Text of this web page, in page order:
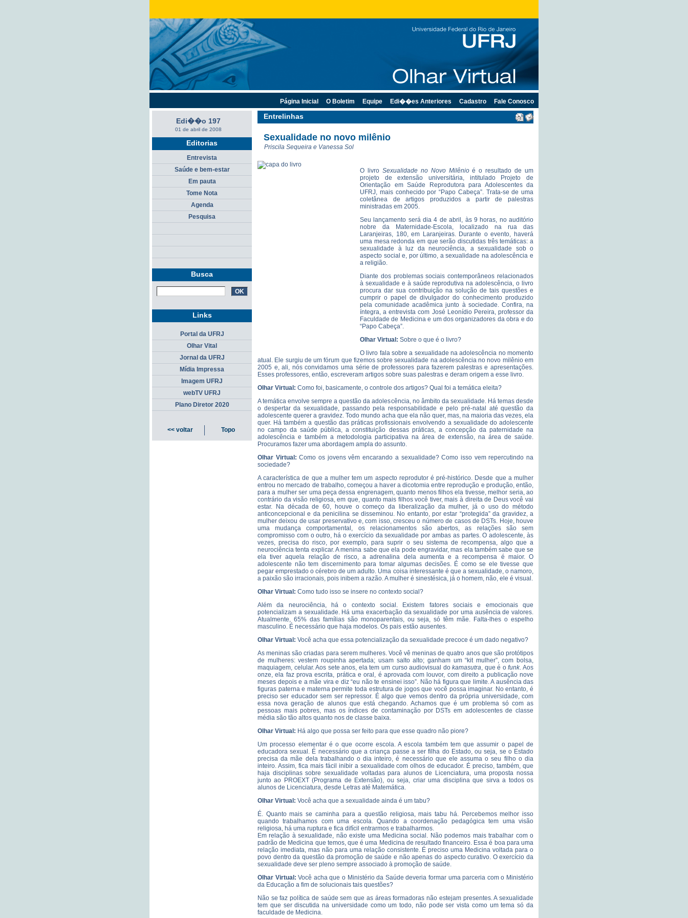
Entrelinhas
Sexualidade no novo milênio
Priscila Sequeira e Vanessa Sol
O livro Sexualidade no Novo Milênioé o resultado de um
projeto de extensão universitária, intitulado Projeto de
Orientação em Saúde Reprodutora para Adolescentes da
UFRJ, mais conhecido por “Papo Cabeça”. Trata-se de uma
coletânea de artigos produzidos a partir de palestras
ministradas em 2005.
Seu lançamento será dia 4 de abril, às 9 horas, no auditório
nobre da Maternidade-Escola, localizado na rua das
Laranjeiras, 180, em Laranjeiras. Durante o evento, haverá
uma mesa redonda em que serão discutidas três temáticas: a
sexualidade à luz da neurociência, a sexualidade sob o
aspecto social e, por último, a sexualidade na adolescência e
a religião.
Diante dos problemas sociais contemporâneos relacionados
à sexualidade e à saúde reprodutiva na adolescência, o livro
procura dar sua contribuição na solução de tais questões e
cumprir o papel de divulgador do conhecimento produzido
pela comunidade acadêmica junto à sociedade. Confira, na
íntegra, a entrevista com José Leonídio Pereira, professor da
Faculdade de Medicina e um dos organizadores da obra e do
“Papo Cabeça”.
Olhar Virtual: Sobre o que é o livro?
O livro fala sobre a sexualidade na adolescência no momento
atual. Ele surgiu de um fórum que fizemos sobre sexualidade na adolescência no novo milênio em
2005 e, ali, nós convidamos uma série de professores para fazerem palestras e apresentações.
Esses professores, então, escreveram artigos sobre suas palestras e deram origem a esse livro.
Olhar Virtual: Como foi, basicamente, o controle dos artigos? Qual foi a temática eleita?
A temática envolve sempre a questão da adolescência, no âmbito da sexualidade. Há temas desde
o despertar da sexualidade, passando pela responsabilidade e pelo pré-natal até questão da
adolescente querer a gravidez. Todo mundo acha que ela não quer, mas, na maioria das vezes, ela
quer. Há também a questão das práticas profissionais envolvendo a sexualidade do adolescente
no campo da saúde pública, a constituição dessas práticas, a concepção da paternidade na
adolescência e também a metodologia participativa na área de extensão, na área de saúde.
Procuramos fazer uma abordagem ampla do assunto.
Olhar Virtual: Como os jovens vêm encarando a sexualidade? Como isso vem repercutindo na
sociedade?
A característica de que a mulher tem um aspecto reprodutor é pré-histórico. Desde que a mulher
entrou no mercado de trabalho, começou a haver a dicotomia entre reprodução e produção, então,
para a mulher ser uma peça dessa engrenagem, quanto menos filhos ela tivesse, melhor seria, ao
contrário da visão religiosa, em que, quanto mais filhos você tiver, mais à direita de Deus você vai
estar. Na década de 60, houve o começo da liberalização da mulher, já o uso do método
anticoncepcional e da penicilina se disseminou. No entanto, por estar “protegida” da gravidez, a
mulher deixou de usar preservativo e, com isso, cresceu o número de casos de DSTs. Hoje, houve
uma mudança comportamental, os relacionamentos são abertos, as relações são sem
compromisso com o outro, há o exercício da sexualidade por ambas as partes. O adolescente, às
vezes, precisa do risco, por exemplo, para suprir o seu sistema de recompensa, algo que a
neurociência tenta explicar. A menina sabe que ela pode engravidar, mas ela também sabe que se
ela tiver aquela relação de risco, a adrenalina dela aumenta e a recompensa é maior. O
adolescente não tem discernimento para tomar algumas decisões. É como se ele tivesse que
pegar emprestado o cérebro de um adulto. Uma coisa interessante é que a sexualidade, o namoro,
a paixão são irracionais, pois inibem a razão. A mulher é sinestésica, já o homem, não, ele é visual.
Olhar Virtual: Como tudo isso se insere no contexto social?
Além da neurociência, há o contexto social. Existem fatores sociais e emocionais que
potencializam a sexualidade. Há uma exacerbação da sexualidade por uma ausência de valores.
Atualmente, 65% das famílias são monoparentais, ou seja, só têm mãe. Falta-lhes o espelho
masculino. É necessário que haja modelos. Os pais estão ausentes.
Olhar Virtual: Você acha que essa potencialização da sexualidade precoce é um dado negativo?
As meninas são criadas para serem mulheres. Você vê meninas de quatro anos que são protótipos
de mulheres: vestem roupinha apertada; usam salto alto; ganham um “kit mulher”, com bolsa,
maquiagem, celular. Aos sete anos, ela tem um curso audiovisual dokamasutra, que é ofunk. Aos
onze, ela faz prova escrita, prática e oral, é aprovada com louvor, com direito a publicação nove
meses depois e a mãe vira e diz “eu não te ensinei isso”. Não há figura que limite. A ausência das
figuras paterna e materna permite toda estrutura de jogos que você possa imaginar. No entanto, é
preciso ser educador sem ser repressor. É algo que vemos dentro da própria universidade, com
essa nova geração de alunos que está chegando. Achamos que é um problema só com as
pessoas mais pobres, mas os índices de contaminação por DSTs em adolescentes de classe
média são tão altos quanto nos de classe baixa.
Olhar Virtual: Há algo que possa ser feito para que esse quadro não piore?
Um processo elementar é o que ocorre escola. A escola também tem que assumir o papel de
educadora sexual. É necessário que a criança passe a ser filha do Estado, ou seja, se o Estado
precisa da mãe dela trabalhando o dia inteiro, é necessário que ele assuma o seu filho o dia
inteiro. Assim, fica mais fácil inibir a sexualidade com olhos de educador. É preciso, também, que
haja disciplinas sobre sexualidade voltadas para alunos de Licenciatura, uma proposta nossa
junto ao PROEXT (Programa de Extensão), ou seja, criar uma disciplina que sirva a todos os
alunos de Licenciatura, desde Letras até Matemática.
Olhar Virtual: Você acha que a sexualidade ainda é um tabu?
É. Quanto mais se caminha para a questão religiosa, mais tabu há. Percebemos melhor isso
quando trabalhamos com uma escola. Quando a coordenação pedagógica tem uma visão
religiosa, há uma ruptura e fica difícil entrarmos e trabalharmos.
Em relação à sexualidade, não existe uma Medicina social. Não podemos mais trabalhar com o
padrão de Medicina que temos, que é uma Medicina de resultado financeiro. Essa é boa para uma
relação imediata, mas não para uma relação consistente. É preciso uma Medicina voltada para o
povo dentro da questão da promoção de saúde e não apenas do aspecto curativo. O exercício da
sexualidade deve ser pleno sempre associado à promoção de saúde.
Olhar Virtual:Você acha que o Ministério da Saúde deveria formar uma parceria com o Ministério
da Educação a fim de solucionais tais questões?
Não se faz política de saúde sem que as áreas formadoras não estejam presentes. A sexualidade
tem que ser discutida na universidade como um todo, não pode ser vista como um tema só da
faculdade de Medicina.
Edi��o 197
01 de abril de 2008
Editorias
Entrevista
Saúde e bem-estar
Em pauta
Tome Nota
Agenda
Pesquisa
Busca
Página Inicial O Boletim Equipe Edi��es Anteriores Cadastro Fale Conosco
Links
Portal da UFRJ
Olhar Vital
Jornal da UFRJ
Mídia Impressa
Imagem UFRJ
webTV UFRJ
Plano Diretor 2020
<< voltar Topo